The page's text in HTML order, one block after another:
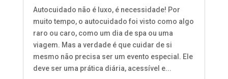
Autocuidado não é luxo, é necessidade! Por
muito tempo, o autocuidado foi visto como algo
raro ou caro, como um dia de spa ou uma
viagem. Mas a verdade é que cuidar de si
mesmo não precisa ser um evento especial. Ele
deve ser uma prática diária, acessível e...